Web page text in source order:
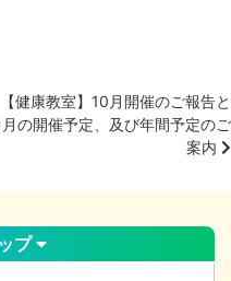
【健康教室】10月開催のご報告と
月の開催予定、及び年間予定のご
案内
プ